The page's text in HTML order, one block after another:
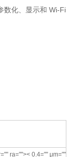
数化、显示和 Wi-Fi
ra="">< 0.4="" μm=""